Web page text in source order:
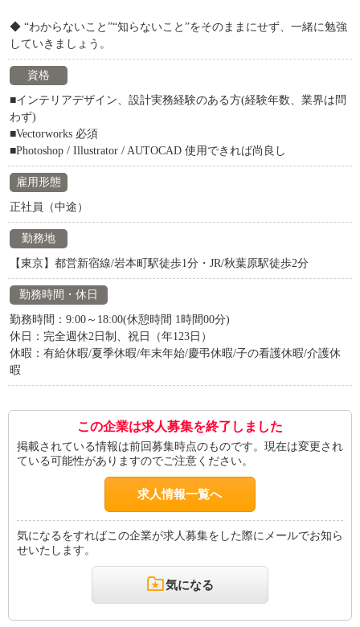
◆ “わからないこと”“知らないこと”をそのままにせず、一緒に勉強
していきましょう。
資格
■インテリアデザイン、設計実務経験のある方(経験年数、業界は問
わず)
■Vectorworks 必須
■Photoshop / Illustrator / AUTOCAD 使用できれば尚良し
雇用形態
正社員（中途）
勤務地
【東京】都営新宿線/岩本町駅徒歩1分・JR/秋葉原駅徒歩2分
勤務時間・休日
勤務時間：9:00～18:00(休憩時間 1時間00分)
休日：完全週休2日制、祝日（年123日）
休暇：有給休暇/夏季休暇/年末年始/慶弔休暇/子の看護休暇/介護休
暇
この企業は求人募集を終了しました
掲載されている情報は前回募集時点のものです。現在は変更され
ている可能性がありますのでご注意ください。
求人情報一覧へ
気になるをすればこの企業が求人募集をした際にメールでお知ら
せいたします。
気になる